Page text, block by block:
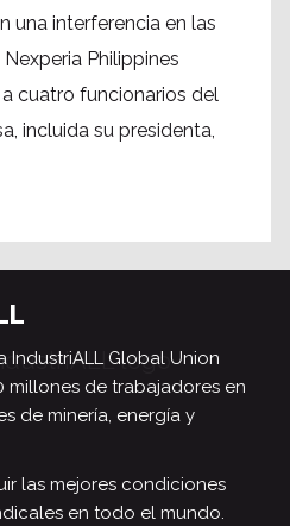
una interferencia en las
Philippines
cuatro funcionarios del
incluida su presidenta,
IndustriALL Global Union
millones de trabajadores en
de minería, energía y
las mejores condiciones
en todo el mundo.